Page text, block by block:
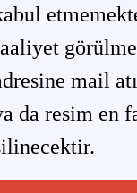
mail
da resim en